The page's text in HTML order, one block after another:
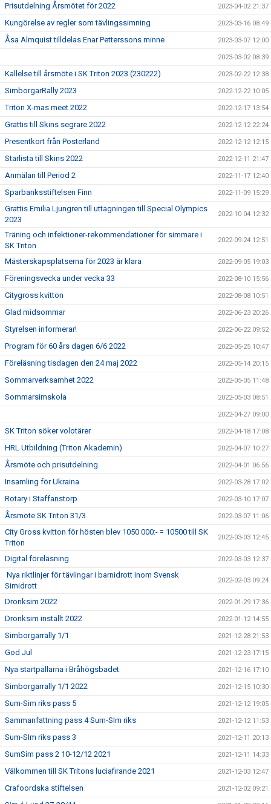
Prisutdelning Årsmötet för 2022 2023-04-02 21:37
Kungörelse av regler som tävlingssimning 2023-03-16 08:49
Åsa Almquist tilldelas Enar Petterssons minne 2023-03-07 12:00
2023-03-02 08:39
Kallelse till årsmöte i SK Triton 2023 (230222) 2023-02-22 12:38
SimborgarRally 2023 2022-12-22 10:05
Triton X-mas meet 2022 2022-12-17 13:54
Grattis till Skins segrare 2022 2022-12-12 22:24
Presentkort från Posterland 2022-12-12 12:15
Starlista till Skins 2022 2022-12-11 21:47
Anmälan till Period 2 2022-11-17 12:40
Sparbanksstiftelsen Finn 2022-11-09 15:29
Grattis Emilia Ljungren till uttagningen till Special Olympics
2023
2022-10-04 12:32
Träning och infektioner-rekommendationer för simmare i
SK Triton
2022-09-24 12:51
Mästerskapsplatserna för 2023 är klara 2022-09-05 19:03
Föreningsvecka under vecka 33 2022-08-10 15:56
Citygross kvitton 2022-08-08 10:51
Glad midsommar 2022-06-23 20:26
Styrelsen informerar! 2022-06-22 09:52
Program för 60 års dagen 6/6 2022 2022-05-25 10:47
Föreläsning tisdagen den 24 maj 2022 2022-05-14 20:15
Sommarverksamhet 2022 2022-05-05 11:48
Sommarsimskola 2022-05-03 08:51
2022-04-27 09:00
SK Triton söker volotärer 2022-04-18 17:08
HRL Utbildning (Triton Akademin) 2022-04-07 10:27
Årsmöte och prisutdelning 2022-04-01 06:56
Insamling för Ukraina 2022-03-28 17:02
Rotary i Staffanstorp 2022-03-10 17:07
Årsmöte SK Triton 31/3 2022-03-07 11:06
City Gross kvitton för hösten blev 1050 000:- = 10500 till SK
Triton
2022-03-03 12:45
Digital föreläsning 2022-03-03 12:37
Nya riktlinjer för tävlingar i barnidrott inom Svensk
Simidrott
2022-02-03 09:24
Dronksim 2022 2022-01-29 17:36
Dronksim inställt 2022 2022-01-12 14:55
Simborgarrally 1/1 2021-12-28 21:53
God Jul 2021-12-23 17:15
Nya startpallarna i Bråhögsbadet 2021-12-16 17:10
Simborgarrally 1/1 2022 2021-12-15 10:30
Sum-Sim riks pass 5 2021-12-12 19:05
Sammanfattning pass 4 Sum-SIm riks 2021-12-12 11:53
Sum-SIm riks pass 3 2021-12-11 20:13
SumSim pass 2 10-12/12 2021 2021-12-11 14:33
Välkommen till SK Tritons luciafirande 2021 2021-12-03 12:47
Crafoordska stiftelsen 2021-12-02 09:21